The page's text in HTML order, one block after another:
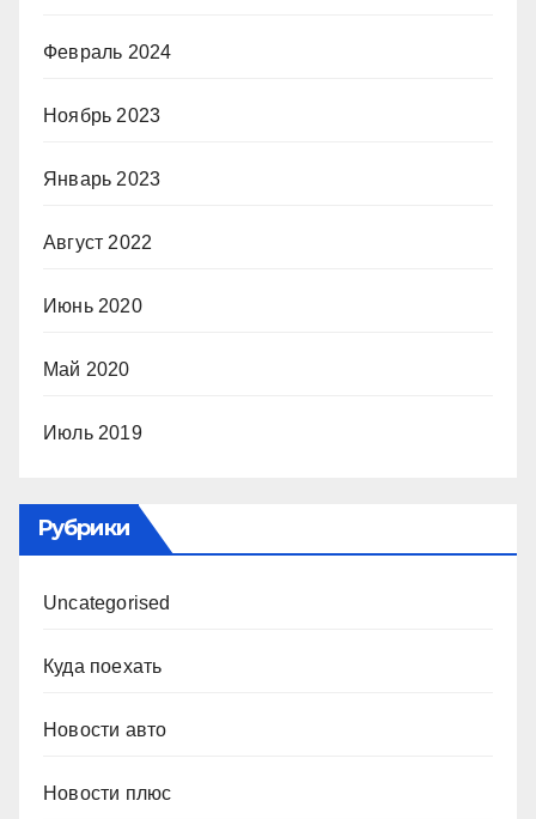
Февраль 2024
Ноябрь 2023
Январь 2023
Август 2022
Июнь 2020
Май 2020
Июль 2019
Рубрики
Uncategorised
Куда поехать
Новости авто
Новости плюс